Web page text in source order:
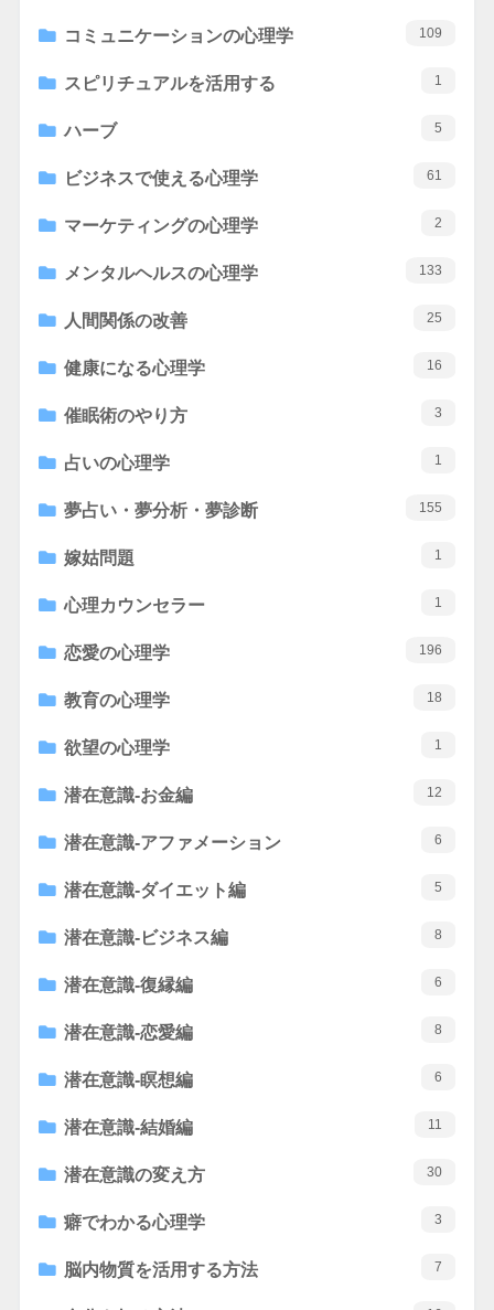
コミュニケーションの心理学 109
スピリチュアルを活用する 1
ハーブ 5
ビジネスで使える心理学 61
マーケティングの心理学 2
メンタルヘルスの心理学 133
人間関係の改善 25
健康になる心理学 16
催眠術のやり方 3
占いの心理学 1
夢占い・夢分析・夢診断 155
嫁姑問題 1
心理カウンセラー 1
恋愛の心理学 196
教育の心理学 18
欲望の心理学 1
潜在意識-お金編 12
潜在意識-アファメーション 6
潜在意識-ダイエット編 5
潜在意識-ビジネス編 8
潜在意識-復縁編 6
潜在意識-恋愛編 8
潜在意識-瞑想編 6
潜在意識-結婚編 11
潜在意識の変え方 30
癖でわかる心理学 3
脳内物質を活用する方法 7